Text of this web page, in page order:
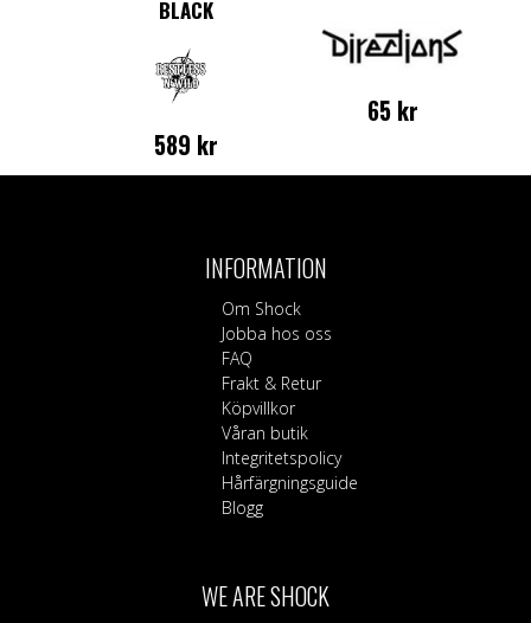
BLACK
589 kr
Den
flera
varianter.
olika
alternativen
väljas
produktsidan
65 kr
INFORMATION
Om Shock
Jobba hos oss
FAQ
Frakt & Retur
Köpvillkor
Våran butik
Integritetspolicy
Hårfärgningsguide
Blogg
WE ARE SHOCK